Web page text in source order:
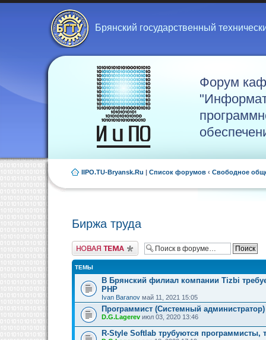
Брянский государственный
Форум
IIPO.TU-Bryansk.Ru | Список форумов ‹ Свободное
Биржа труда
Новая тема
ТЕМЫ
В Брянский филиал компании Tizbi
PHP
Ivan Baranov май 11, 2021 15:05
Программист (Системный
D.G.Lagerev июл 03, 2020 13:46
R-Style Softlab трубуются программисты,